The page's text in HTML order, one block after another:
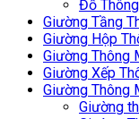
Đồ
Giường Tầng
Giường Hộp
Giường Thông
Giường Xếp
Giường Thông
Giường